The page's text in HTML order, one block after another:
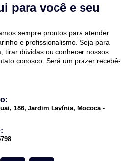
para você e seu
sempre prontos para atender
e profissionalismo. Seja para
tirar dúvidas ou conhecer nossos
conosco. Será um prazer recebê-
186, Jardim Lavínia, Mococa -